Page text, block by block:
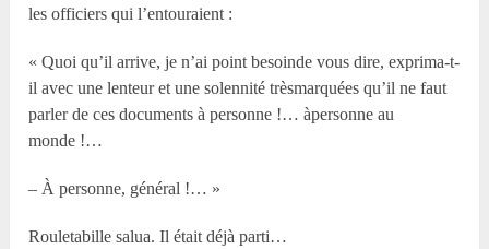
les officiers qui l’entouraient :
« Quoi qu’il arrive, je n’ai point besoinde vous dire, exprima-t-
il avec une lenteur et une solennité trèsmarquées qu’il ne faut
parler de ces documents à personne !… àpersonne au
monde !…
– À personne, général !… »
Rouletabille salua. Il était déjà parti…